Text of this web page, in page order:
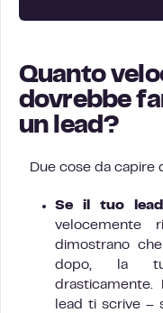
Quanto
dovrebbe
un lead?
Due cose da capire
Se il tuo
velocemente
dimostrano
dopo, la
lead ti scrive –